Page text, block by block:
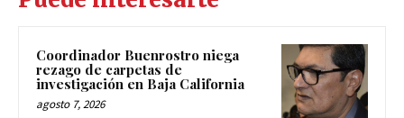
Coordinador Buenrostro niega
rezago de carpetas de
investigación en Baja California
agosto 7, 2026